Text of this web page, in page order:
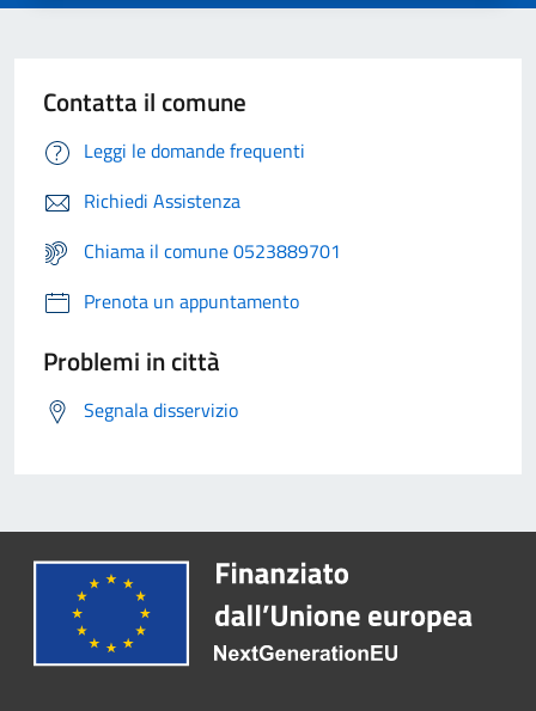
Contatta il comune
Leggi le domande frequenti
Richiedi Assistenza
Chiama il comune 0523889701
Prenota un appuntamento
Problemi in città
Segnala disservizio